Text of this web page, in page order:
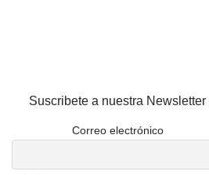
Suscribete a nuestra Newsletter
Correo electrónico